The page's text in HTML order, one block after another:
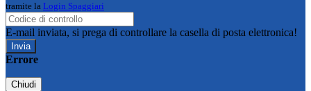
tramite la Login Spaggiari
E-mail inviata, si prega di controllare la casella di posta elettronica!
Errore
Chiudi